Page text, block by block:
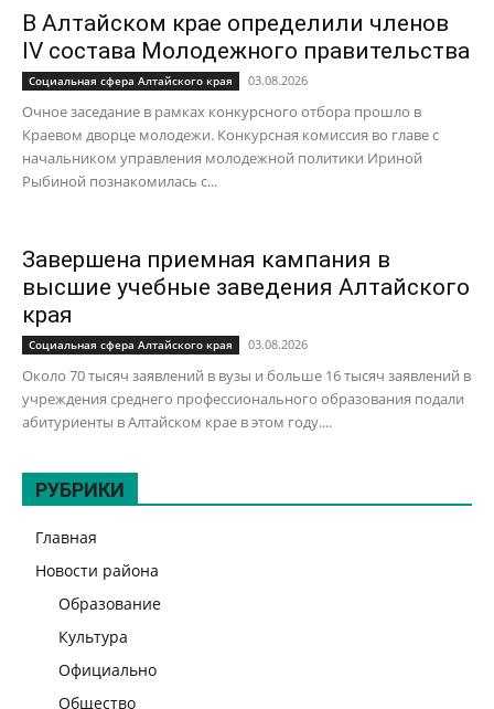
В Алтайском крае определили членов
IV состава Молодежного правительства
Социальная сфера Алтайского края 03.08.2026
Очное заседание в рамках конкурсного отбора прошло в
Краевом дворце молодежи. Конкурсная комиссия во главе с
начальником управления молодежной политики Ириной
Рыбиной познакомилась с...
Завершена приемная кампания в
высшие учебные заведения Алтайского
края
Социальная сфера Алтайского края 03.08.2026
Около 70 тысяч заявлений в вузы и больше 16 тысяч заявлений в
учреждения среднего профессионального образования подали
абитуриенты в Алтайском крае в этом году....
РУБРИКИ
Главная
Новости района
Образование
Культура
Официально
Общество